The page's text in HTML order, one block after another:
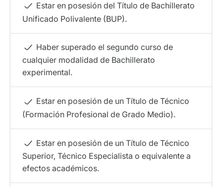
Estar en posesión del Título de Bachillerato
Unificado Polivalente (BUP).
Haber superado el segundo curso de
cualquier modalidad de Bachillerato
experimental.
Estar en posesión de un Título de Técnico
(Formación Profesional de Grado Medio).
Estar en posesión de un Título de Técnico
Superior, Técnico Especialista o equivalente a
efectos académicos.